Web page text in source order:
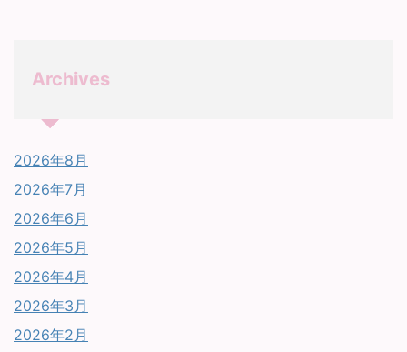
Archives
2026年8月
2026年7月
2026年6月
2026年5月
2026年4月
2026年3月
2026年2月